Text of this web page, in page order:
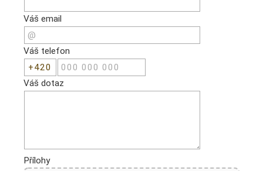
Váš email
Váš telefon
Váš dotaz
Přílohy